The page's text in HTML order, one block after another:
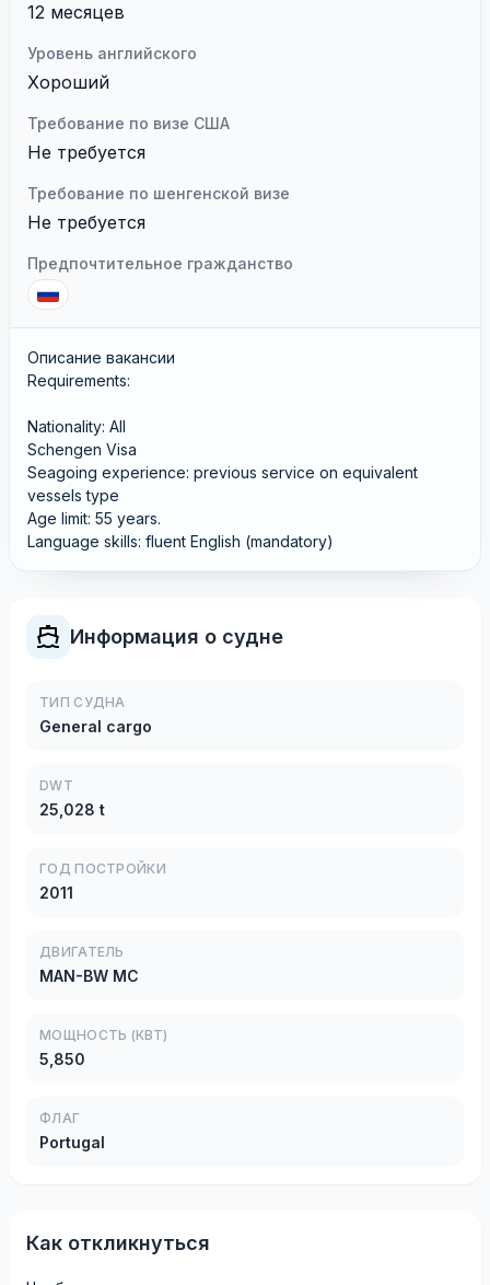
12 месяцев
Уровень английского
Хороший
Требование по визе США
Не требуется
Требование по шенгенской визе
Не требуется
Предпочтительное гражданство
Описание вакансии
Requirements:
Nationality: All
Schengen Visa
Seagoing experience: previous service on equivalent
vessels type
Age limit: 55 years.
Language skills: fluent English (mandatory)
Информация о судне
ТИП СУДНА
General cargo
DWT
25,028 t
ГОД ПОСТРОЙКИ
2011
ДВИГАТЕЛЬ
MAN-BW MC
МОЩНОСТЬ (КВТ)
5,850
ФЛАГ
Portugal
Как откликнуться